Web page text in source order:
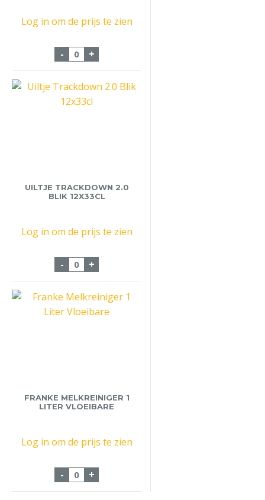
Log in om de prijs te zien
- Pansaver Folie 1/3 1/4 GN art nr 006 100
+
UILTJE TRACKDOWN 2.0
BLIK 12X33CL
Log in om de prijs te zien
- Uiltje Trackdown 2.0 Blik 12x33cl aantal
+
FRANKE MELKREINIGER 1
LITER VLOEIBARE
Log in om de prijs te zien
- Franke Melkreiniger 1 Liter Vloeibare
+